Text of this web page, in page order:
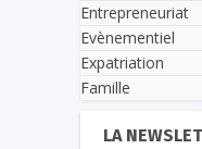
Entrepreneuriat
Evènementiel
Expatriation
Famille
LA